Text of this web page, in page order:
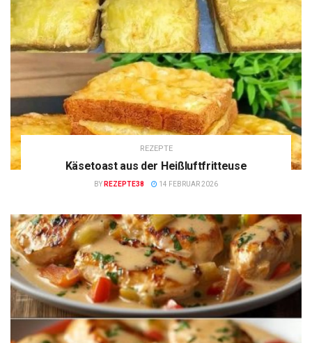
REZEPTE
Käsetoast aus der Heißluftfritteuse
BY REZEPTE38 14 FEBRUAR 2026